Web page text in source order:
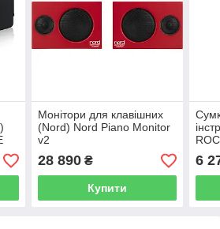
Монітори для клавішних
(Nord) Nord Piano Monitor
v2
28 890₴
Купити
6